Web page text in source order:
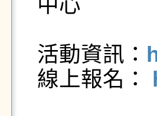
中心
活動資訊：
線上報名：